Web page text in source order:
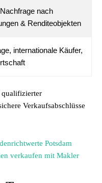
nach
& Renditeobjekten
internationale Käufer,
qualifizierter
Verkaufsabschlüsse
Potsdam
verkaufen mit Makler